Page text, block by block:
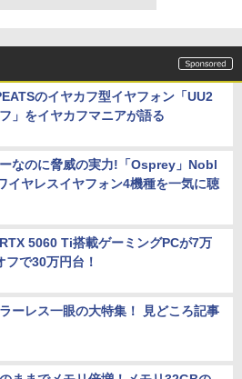
のイヤカフ型イヤフォン「UU2
」をイヤカフマニアが語る
なのに脅威の実力!「Osprey」Nobl
イヤレスイヤフォン4機種を一気に聴
5060 Ti搭載ゲーミングPCが7万
フで30万円台！
ーレス一眼の大特集！ 見どころ記事